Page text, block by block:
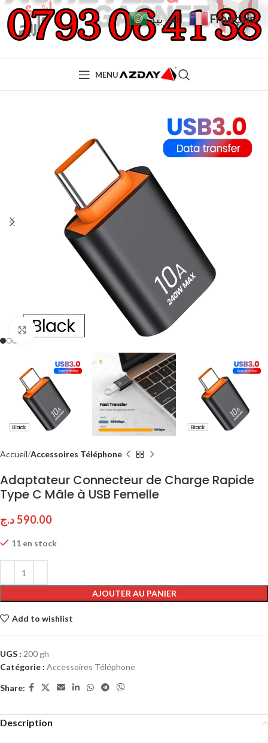
MENU
Click to enlarge
Accueil Accessoires Téléphone
Adaptateur Connecteur de Charge Rapide
Type C Mâle à USB Femelle
590.00د.ج
11 en stock
AJOUTER AU PANIER
Add to wishlist
UGS : 200 gh
Catégorie : Accessoires Téléphone
Share:
Description
العربية Français